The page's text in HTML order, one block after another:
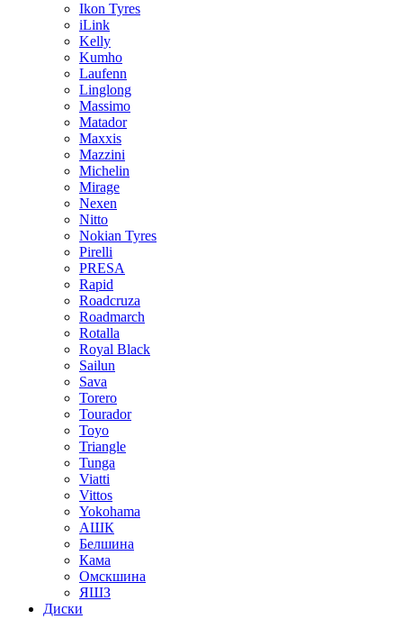
Ikon Tyres
iLink
Kelly
Kumho
Laufenn
Linglong
Massimo
Matador
Maxxis
Mazzini
Michelin
Mirage
Nexen
Nitto
Nokian Tyres
Pirelli
PRESA
Rapid
Roadcruza
Roadmarch
Rotalla
Royal Black
Sailun
Sava
Torero
Tourador
Toyo
Triangle
Tunga
Viatti
Vittos
Yokohama
АШК
Белшина
Кама
Омскшина
ЯШЗ
Диски